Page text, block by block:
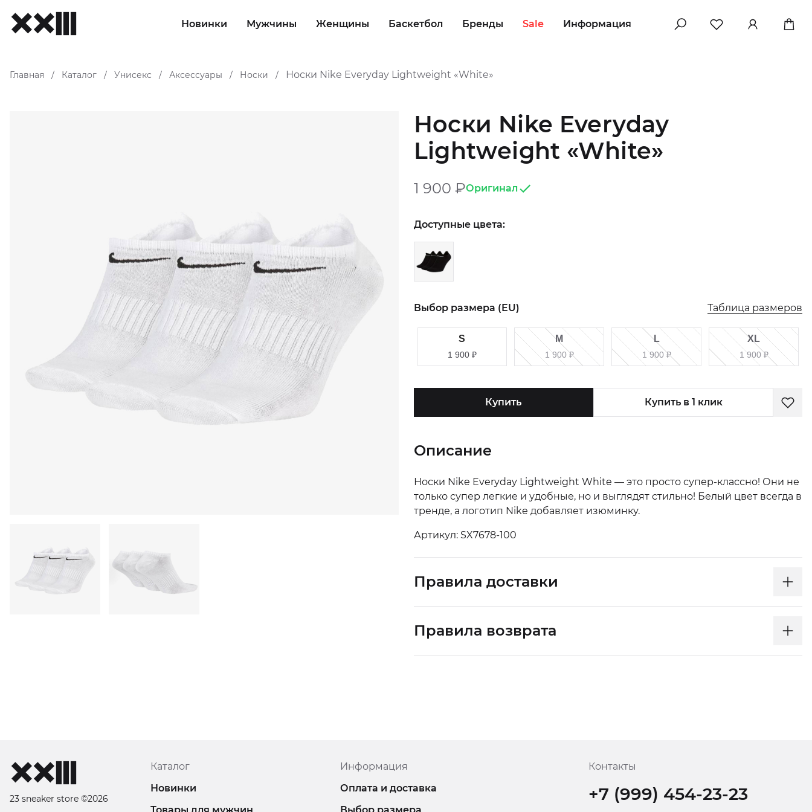
Новинки Мужчины Женщины Баскетбол Бренды Sale Информация
Главная / Каталог / Унисекс / Аксессуары / Носки / Носки Nike Everyday Lightweight «White»
Носки Nike Everyday
Lightweight «White»
1 900 ₽Оригинал
Доступные цвета:
Выбор размера (EU) Таблица размеров
S
1 900 ₽
M
1 900₽
L
1 900₽
XL
1 900₽
Купить Купить в 1 клик
Описание
Носки Nike Everyday Lightweight White — это просто супер-классно! Они не
только супер легкие и удобные, но и выглядят стильно! Белый цвет всегда в
тренде, а логотип Nike добавляет изюминку.
Артикул: SX7678-100
Правила доставки
Правила возврата
23 sneaker store ©2026
Каталог
Новинки
Информация
Оплата и доставка
Контакты
+7 (999) 454-23-23